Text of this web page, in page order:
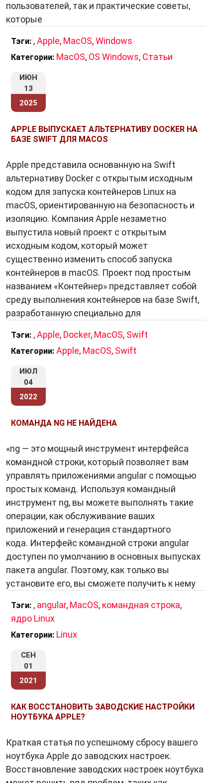
пользователей, так и практические советы,
которые
Тэги: ,Apple, MacOS,Windows
Категории: MacOS, OS Windows, Статьи
ИЮН
13
2025
APPLE ВЫПУСКАЕТ АЛЬТЕРНАТИВУ DOCKER НА
БАЗЕ SWIFT ДЛЯ MACOS
Apple представила основанную на Swift
альтернативу Docker с открытым исходным
кодом для запуска контейнеров Linux на
macOS, ориентированную на безопасность и
изоляцию. Компания Apple незаметно
выпустила новый проект с открытым
исходным кодом, который может
существенно изменить способ запуска
контейнеров в macOS. Проект под простым
названием «Контейнер» представляет собой
среду выполнения контейнеров на базе Swift,
разработанную специально для
Тэги: ,Apple, Docker, MacOS, Swift
Категории: Apple, MacOS, Swift
ИЮЛ
04
2022
КОМАНДА NG НЕ НАЙДЕНА
«ng — это мощный инструмент интерфейса
командной строки, который позволяет вам
управлять приложениями angular с помощью
простых команд. Используя командный
инструмент ng, вы можете выполнять такие
операции, как обслуживание ваших
приложений и генерация стандартного
кода. Интерфейс командной строки angular
доступен по умолчанию в основных выпусках
пакета angular. Поэтому, как только вы
установите его, вы сможете получить к нему
Тэги: , angular, MacOS, командная строка,
ядро Linux
Категории: Linux
СЕН
01
2021
КАК ВОССТАНОВИТЬ ЗАВОДСКИЕ НАСТРОЙКИ
НОУТБУКА APPLE?
Краткая статья по успешному сбросу вашего
ноутбука Apple до заводских настроек.
Восстановление заводских настроек ноутбука